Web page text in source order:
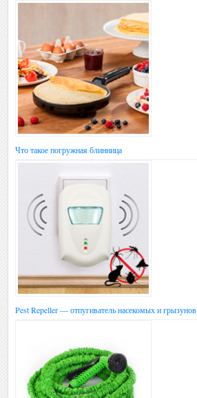
Что такое погружная блинница
Pest Repeller — отпугиватель насекомых и грызунов